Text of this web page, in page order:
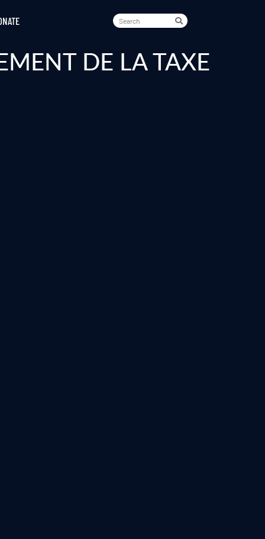
DE LA TAXE